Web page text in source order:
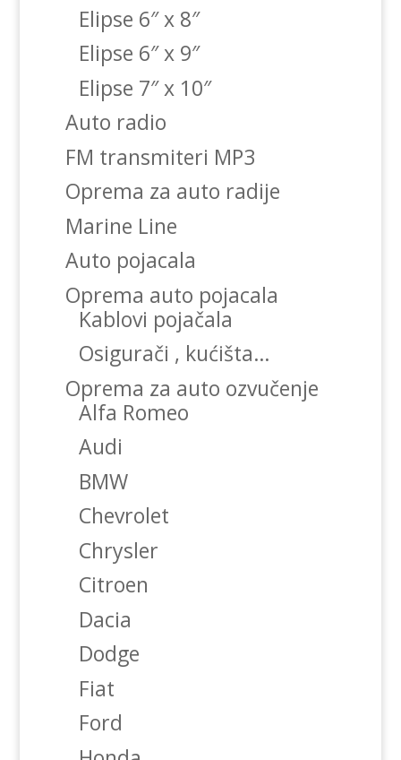
Elipse 6″ x 8″
Elipse 6″ x 9″
Elipse 7″ x 10″
Auto radio
FM transmiteri MP3
Oprema za auto radije
Marine Line
Auto pojacala
Oprema auto pojacala
Kablovi pojačala
Osigurači , kućišta…
Oprema za auto ozvučenje
Alfa Romeo
Audi
BMW
Chevrolet
Chrysler
Citroen
Dacia
Dodge
Fiat
Ford